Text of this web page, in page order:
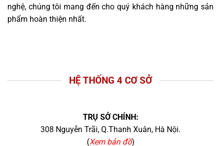
nghệ, chúng tôi mang đến cho quý khách hàng những sản
phẩm hoàn thiện nhất.
HỆ THỐNG 4 CƠ SỞ
TRỤ SỞ CHÍNH:
308 Nguyễn Trãi, Q.Thanh Xuân, Hà Nội.
(Xem bản đồ)